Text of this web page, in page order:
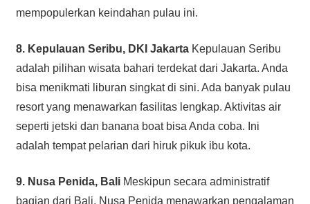
mempopulerkan keindahan pulau ini.
8. Kepulauan Seribu, DKI JakartaKepulauan Seribu
adalah pilihan wisata bahari terdekat dari Jakarta. Anda
bisa menikmati liburan singkat di sini. Ada banyak pulau
resort yang menawarkan fasilitas lengkap. Aktivitas air
seperti jetski dan banana boat bisa Anda coba. Ini
adalah tempat pelarian dari hiruk pikuk ibu kota.
9. Nusa Penida, BaliMeskipun secara administratif
bagian dari Bali, Nusa Penida menawarkan pengalaman